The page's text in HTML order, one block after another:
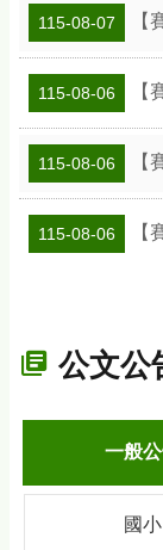
115-08-07 【
115-08-06 【
115-08-06 【
115-08-06 【
公文公
一般
國小